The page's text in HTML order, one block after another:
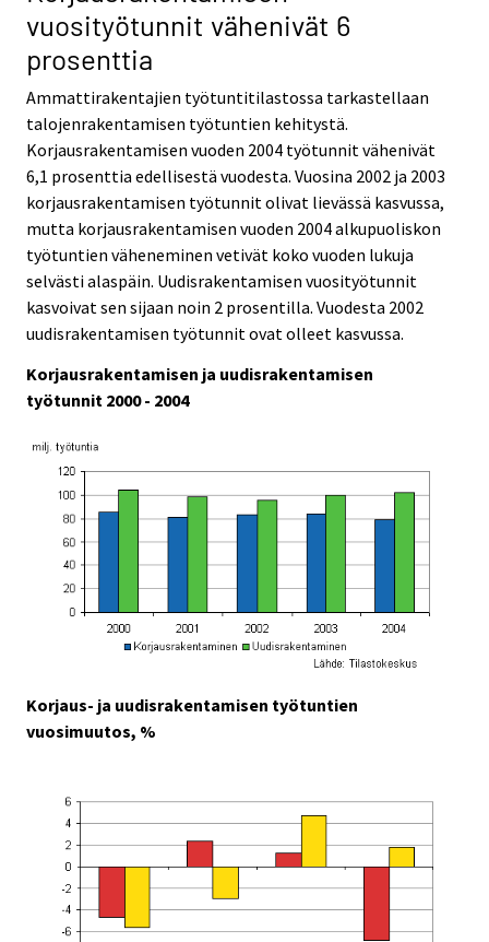
vuosityötunnit vähenivät 6
prosenttia
Ammattirakentajien työtuntitilastossa tarkastellaan
talojenrakentamisen työtuntien kehitystä.
Korjausrakentamisen vuoden 2004 työtunnit vähenivät
6,1 prosenttia edellisestä vuodesta. Vuosina 2002 ja 2003
korjausrakentamisen työtunnit olivat lievässä kasvussa,
mutta korjausrakentamisen vuoden 2004 alkupuoliskon
työtuntien väheneminen vetivät koko vuoden lukuja
selvästi alaspäin. Uudisrakentamisen vuosityötunnit
kasvoivat sen sijaan noin 2 prosentilla. Vuodesta 2002
uudisrakentamisen työtunnit ovat olleet kasvussa.
Korjausrakentamisen ja uudisrakentamisen
työtunnit 2000 - 2004
Korjaus- ja uudisrakentamisen työtuntien
vuosimuutos, %